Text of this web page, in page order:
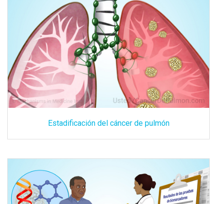
Estadificación del cáncer de pulmón